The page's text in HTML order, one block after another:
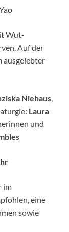
Wut-
Auf der
ausgelebter
Niehaus,
Laura
und
im
eine
sowie